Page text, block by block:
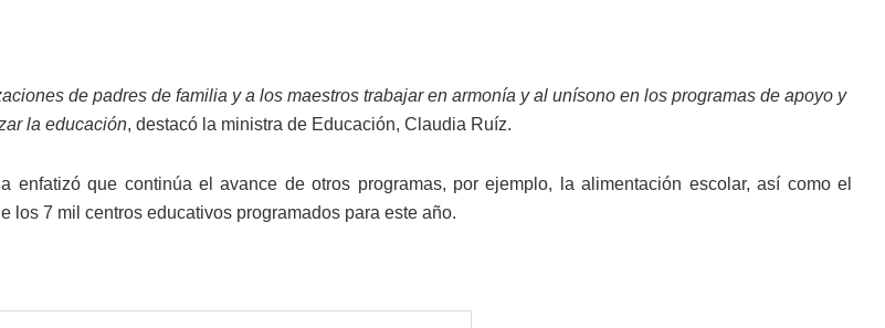
de padres de familia y a los maestros trabajar en armonía y al unísono en los programas de apoyo y
la educación, destacó la ministra de Educación, Claudia Ruíz.
enfatizó que continúa el avance de otros programas, por ejemplo, la alimentación escolar, así como el
los 7 mil centros educativos programados para este año.